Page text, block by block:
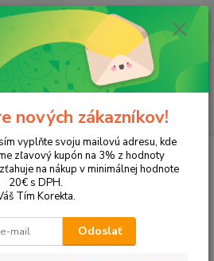
Hľadať
ks
za 0,00 EUR
Canon Maxify MB 2750
parametre
nových zákazníkov!
vyplňte svoju mailovú adresu, kde
zľavový kupón na 3% z hodnoty
na nákup v minimálnej hodnote
20€ s DPH.
Tím Korekta.
Odoslať